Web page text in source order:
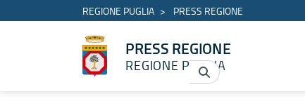
REGIONE PUGLIA PRESS REGIONE
PRESS REGIONE
REGIONE PUGLIA